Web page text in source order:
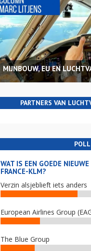
MIJNBOUW, EU EN
PARTNERS VAN
POLL
WAT IS EEN GOEDE
FRANCE-KLM?
Verzin alsjeblieft iets anders
European Airlines Group
The Blue Group